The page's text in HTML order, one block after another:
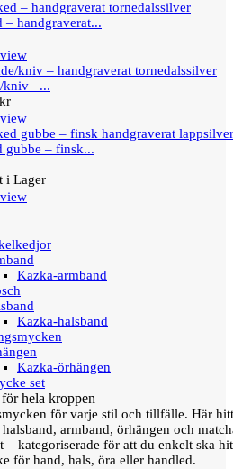
– handgraverat...
kniv –...
gubbe – finsk...
i Lager
Kazka-armband
Kazka-halsband
Kazka-örhängen
set
hela kroppen
för varje stil och tillfälle. Här
armband, örhängen och
– kategoriserade för att du enkelt ska
för hand, hals, öra eller handled.